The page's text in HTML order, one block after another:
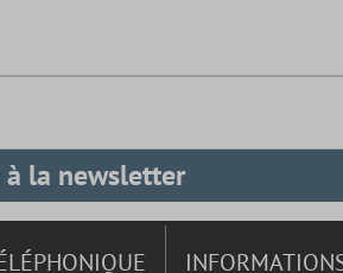
à la newsletter